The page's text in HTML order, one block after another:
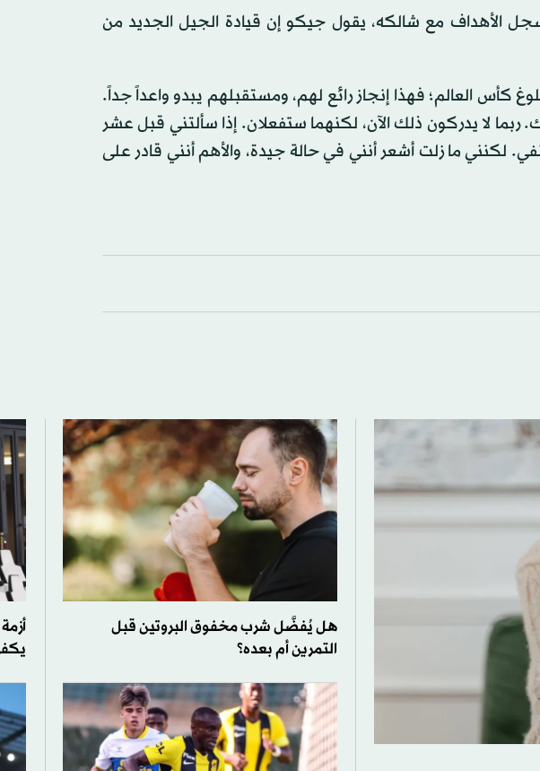
الأهداف مع شالكه، يقول جيكو إن قيادة الجيل الجديد من
العالم؛ فهذا إنجاز رائع لهم، ومستقبلهم يبدو واعداً جداً.
ربما لا يدركون ذلك الآن، لكنهما ستفعلان. إذا سألتني قبل عشر
لكنني ما زلت أشعر أنني في حالة جيدة، والأهم أنني قادر على
هل يُفضَّل شرب مخفوق البروتين قبل
التمرين أم بعده؟